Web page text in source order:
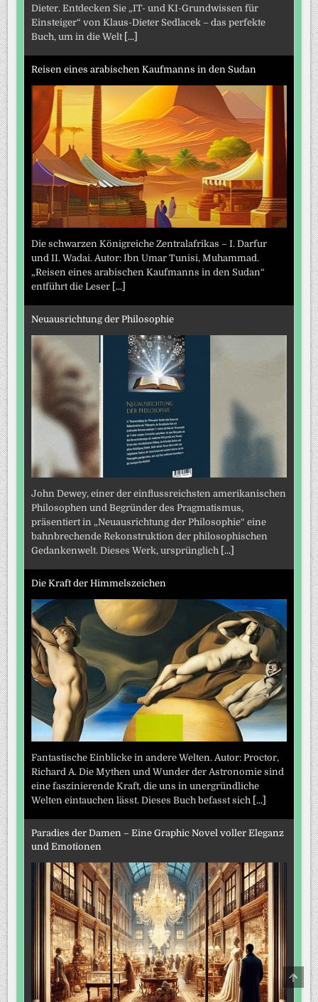
Dieter. Entdecken Sie „IT- und KI-Grundwissen für
Einsteiger“ von Klaus-Dieter Sedlacek – das perfekte
Buch, um in die Welt [...]
Reisen eines arabischen Kaufmanns in den Sudan
Die schwarzen Königreiche Zentralafrikas – I. Darfur
und II. Wadai. Autor: Ibn Umar Tunisi, Muhammad.
„Reisen eines arabischen Kaufmanns in den Sudan“
entführt die Leser [...]
Neuausrichtung der Philosophie
John Dewey, einer der einflussreichsten amerikanischen
Philosophen und Begründer des Pragmatismus,
präsentiert in „Neuausrichtung der Philosophie“ eine
bahnbrechende Rekonstruktion der philosophischen
Gedankenwelt. Dieses Werk, ursprünglich
[...]
Die Kraft der Himmelszeichen
Fantastische Einblicke in andere Welten. Autor: Proctor,
Richard A. Die Mythen und Wunder der Astronomie sind
eine faszinierende Kraft, die uns in unergründliche
Welten eintauchen lässt. Dieses Buch befasst sich
[...]
Paradies der Damen – Eine Graphic Novel voller Eleganz
und Emotionen
TO
TOP